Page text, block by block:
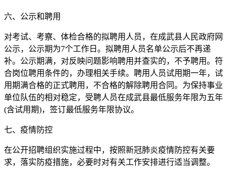
六、公示和聘用
对考试、考察、体检合格的拟聘用人员，在成武县人民政府网
公示，公示期为7个工作日。拟聘用人员名单公示后不再递
补。公示期满，对反映问题影响聘用并查实的，不予聘用。符
合岗位聘用条件的，办理相关手续。聘用人员试用期一年，试
用期满合格的正式聘用，不合格的解除聘用合同。为保持事业
单位队伍的相对稳定，受聘人员在成武县最低服务年限为五年
(含试用期)，签订最低服务年限协议。
七、疫情防控
在公开招聘组织实施过程中，按照新冠肺炎疫情防控有关要
求，落实防疫措施，必要时对有关工作安排进行适当调整。